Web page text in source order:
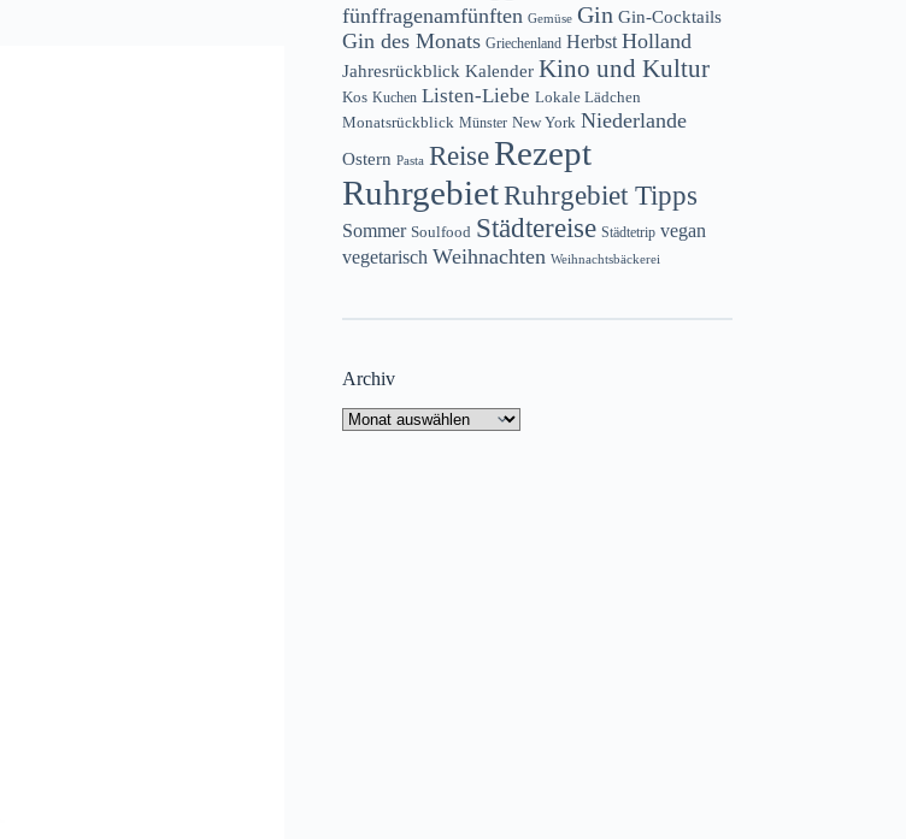
fünffragenamfünften Gemüse Gin Gin-Cocktails
Gin des Monats Griechenland Herbst Holland
Jahresrückblick Kalender Kino und Kultur
Kos Kuchen Listen-Liebe Lokale Lädchen
Monatsrückblick Münster New York Niederlande
Ostern Pasta ReiseRezept
RuhrgebietRuhrgebiet Tipps
Sommer Soulfood Städtereise Städtetrip vegan
vegetarisch Weihnachten Weihnachtsbäckerei
Archiv
Archiv